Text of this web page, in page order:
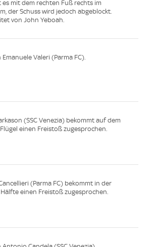
es mit dem rechten Fuß rechts im
der Schuss wird jedoch abgeblockt.
von John Yeboah.
Emanuele Valeri (Parma FC).
(SSC Venezia) bekommt auf dem
einen Freistoß zugesprochen.
(Parma FC) bekommt in der
einen Freistoß zugesprochen.